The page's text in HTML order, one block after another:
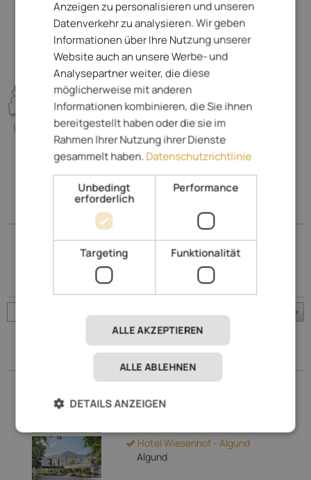
Weihnachtsmarkt
Entdecken Sie die Region
Südtirols Süden
Zuletzt gebucht
Algund
Hotel Wiesenhof - Algund
Algund
Anzeigen zu personalisieren und unseren
Datenverkehr zu analysieren. Wir geben
Informationen über Ihre Nutzung unserer
Website auch an unsere Werbe- und
Analysepartner weiter, die diese
möglicherweise mit anderen
Informationen kombinieren, die Sie ihnen
bereitgestellt haben oder die sie im
Rahmen Ihrer Nutzung ihrer Dienste
gesammelt haben.Datenschutzrichtlinie
Unbedingt
erforderlich
Performance
Targeting Funktionalität
ALLE AKZEPTIEREN
ALLE ABLEHNEN
DETAILS ANZEIGEN